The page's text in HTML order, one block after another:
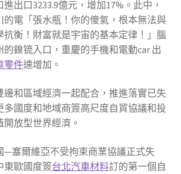
出口3233.9億元，增加17%。此中，
的電「張水瓶！你的傻氣，根本無法與
抗衡！財富就是宇宙的基本定律！」腦
的鎳锍入口，重慶的手機和電動car 出
零件速增加。
邊和區域經濟一起配合，推進落實已失
多國度和地域商簽高尺度自貿協議和投
放型世界經濟。
—塞爾維亞不受拘束商業協議正式失
東歐國度簽台北汽車材料訂的第一個自